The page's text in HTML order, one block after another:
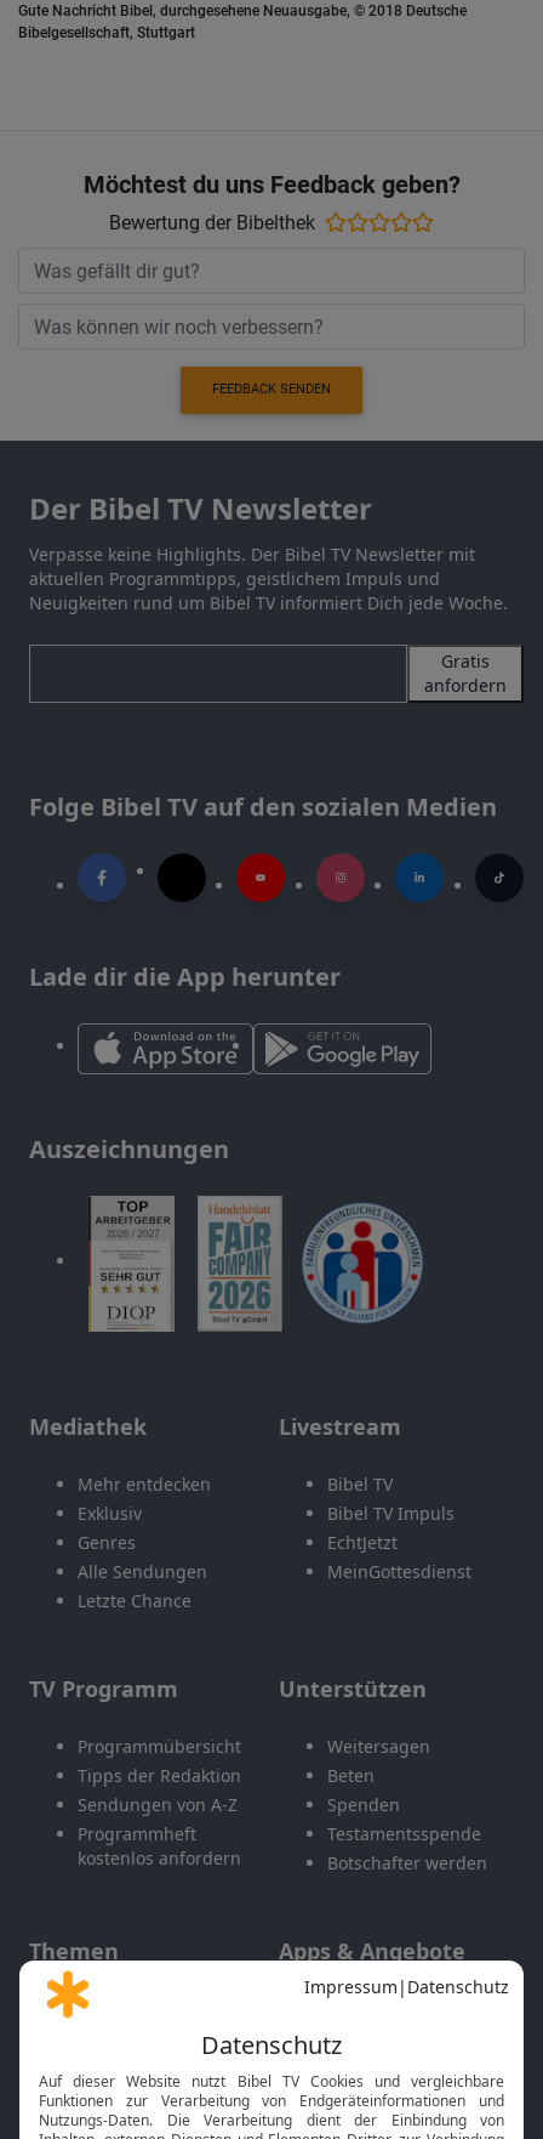
Gute Nachricht Bibel, durchgesehene Neuausgabe, © 2018 Deutsche
Bibelgesellschaft, Stuttgart
Möchtest du uns Feedback geben?
Bewertung der Bibelthek
FEEDBACK SENDEN
Der Bibel TV Newsletter
Verpasse keine Highlights. Der Bibel TV Newsletter mit
aktuellen Programmtipps, geistlichem Impuls und
Neuigkeiten rund um Bibel TV informiert Dich jede Woche.
Gratis
anfordern
Folge Bibel TV auf den sozialen Medien
Lade dir die App herunter
Auszeichnungen
Mediathek
Mehr entdecken
Exklusiv
Genres
Alle Sendungen
Letzte Chance
Livestream
Bibel TV
Bibel TV Impuls
EchtJetzt
MeinGottesdienst
TV Programm
Programmübersicht
Tipps der Redaktion
Sendungen von A-Z
Programmheft
kostenlos anfordern
Unterstützen
Weitersagen
Beten
Spenden
Testamentsspende
Botschafter werden
Themen
Gott und Bibel erklärt
Neuigkeiten
Apps & Angebote
Mobile App
Smart TV
HbbTV